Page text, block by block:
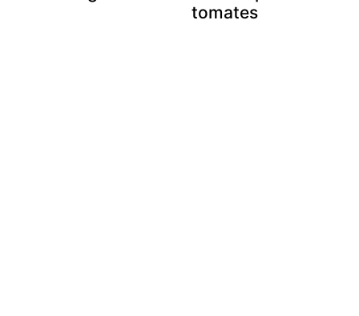
tomates